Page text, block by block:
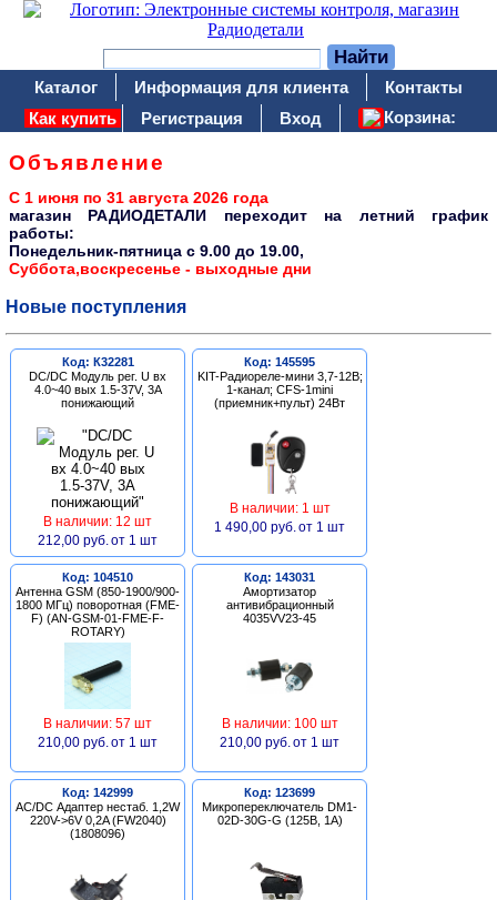
Каталог Информация для клиента
Контакты
Как купить
Регистрация Вход Корзина:
Объявление
С 1 июня по 31 августа 2026 года
магазин РАДИОДЕТАЛИ переходит на летний график
работы:
Понедельник-пятница c 9.00 до 19.00,
Суббота,воскресенье - выходные дни
Новые поступления
Код: К32281
DC/DC Модуль рег. U вх
4.0~40 вых 1.5-37V, 3A
понижающий
В наличии: 12 шт
212,00 руб. от 1 шт
Код: 145595
KIT-Радиореле-мини 3,7-12В;
1-канал; CFS-1mini
(приемник+пульт) 24Вт
В наличии: 1 шт
1 490,00 руб. от 1 шт
Код: 104510
Антенна GSM (850-1900/900-
1800 МГц) поворотная (FME-
F) (AN-GSM-01-FME-F-
ROTARY)
В наличии: 57 шт
210,00 руб. от 1 шт
Код: 143031
Амортизатор
антивибрационный
4035VV23-45
В наличии: 100 шт
210,00 руб. от 1 шт
Код: 142999
AC/DC Адаптер нестаб. 1,2W
220V->6V 0,2A (FW2040)
(1808096)
Код: 123699
Микропереключатель DM1-
02D-30G-G (125В, 1А)